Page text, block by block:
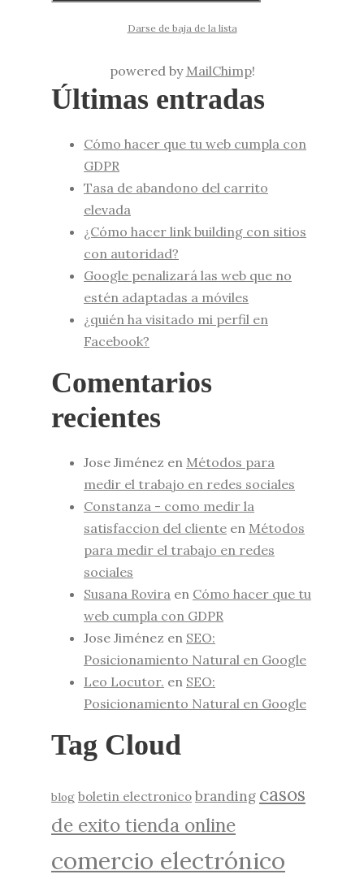
Darse de baja de la lista
powered by MailChimp!
Últimas entradas
Cómo hacer que tu web cumpla con
GDPR
Tasa de abandono del carrito
elevada
¿Cómo hacer link building con sitios
con autoridad?
Google penalizará las web que no
estén adaptadas a móviles
¿quién ha visitado mi perfil en
Facebook?
Comentarios
recientes
Jose Jiménez en Métodos para
medir el trabajo en redes sociales
Constanza - como medir la
satisfaccion del cliente en Métodos
para medir el trabajo en redes
sociales
Susana Rovira en Cómo hacer que tu
web cumpla con GDPR
Jose Jiménez en SEO:
Posicionamiento Natural en Google
Leo Locutor. en SEO:
Posicionamiento Natural en Google
Tag Cloud
blog boletin electronico branding casos
de exito tienda online
comercio electrónico